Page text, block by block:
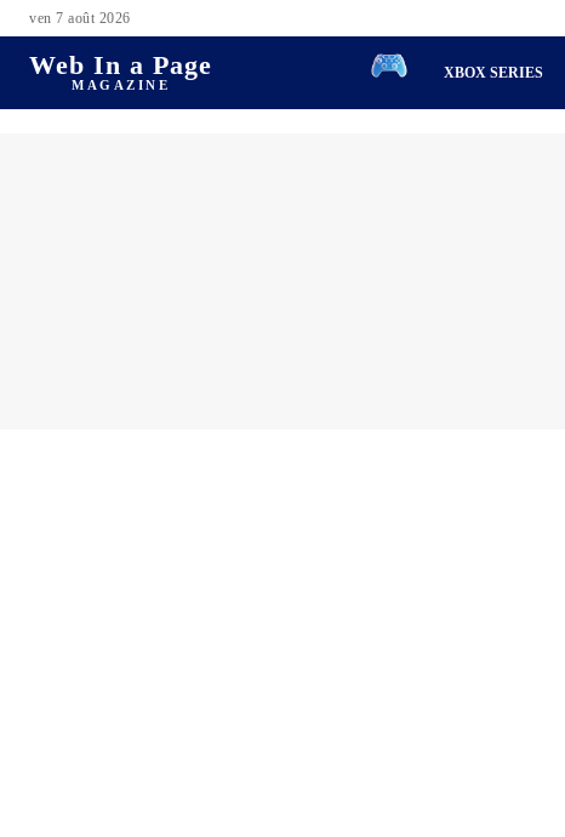
ven 7 août 2026
Web In a Page
MAGAZINE
XBOX SERIES